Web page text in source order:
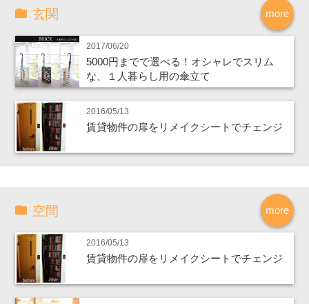
more
玄関
2017/06/20
5000円までで選べる！オシャレでスリム
な、１人暮らし用の傘立て
2016/05/13
賃貸物件の扉をリメイクシートでチェンジ
more
空間
2016/05/13
賃貸物件の扉をリメイクシートでチェンジ